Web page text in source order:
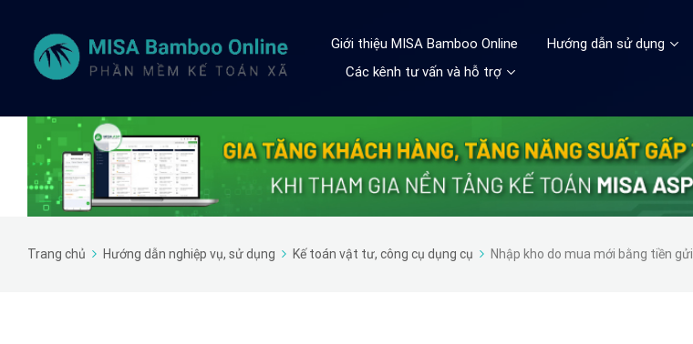
Giới thiệu MISA Bamboo Online Hướng dẫn sử dụng
Các kênh tư vấn và hỗ trợ
Trang chủ Hướng dẫn nghiệp vụ, sử dụng Kế toán vật tư, công cụ dụng cụ Nhập kho do mua mới bằng tiền gửi